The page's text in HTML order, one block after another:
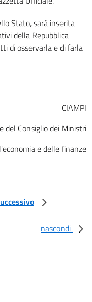
Stato, sarà inserita
della Repubblica
di osservarla e di farla
CIAMPI
del Consiglio dei Ministri
e delle finanze
nascondi